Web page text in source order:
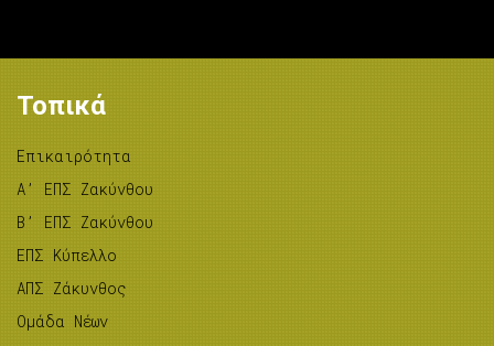
Τοπικά
Επικαιρότητα
A’ ΕΠΣ Ζακύνθου
B’ ΕΠΣ Ζακύνθου
ΕΠΣ Κύπελλο
ΑΠΣ Ζάκυνθος
Ομάδα Νέων